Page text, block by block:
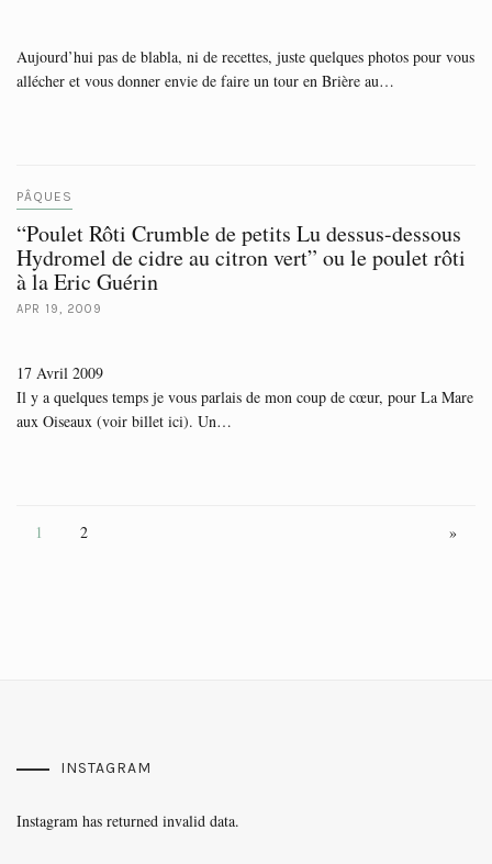
Aujourd’hui pas de blabla, ni de recettes, juste quelques photos pour vous
allécher et vous donner envie de faire un tour en Brière au…
PÂQUES
“Poulet Rôti Crumble de petits Lu dessus-dessous
Hydromel de cidre au citron vert” ou le poulet rôti
à la Eric Guérin
APR 19, 2009
17 Avril 2009
Il y a quelques temps je vous parlais de mon coup de cœur, pour La Mare
aux Oiseaux (voir billet ici). Un…
1 2 »
INSTAGRAM
Instagram has returned invalid data.